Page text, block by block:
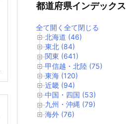
都道府県インデックス
全て開く 全て閉じる
北海道 (46)
東北 (84)
関東 (641)
甲信越・北陸 (75)
東海 (120)
近畿 (94)
中国・四国 (53)
九州・沖縄 (79)
海外 (76)